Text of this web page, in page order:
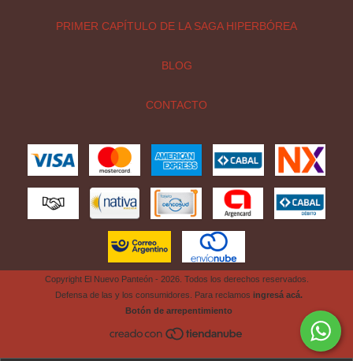
PRIMER CAPÍTULO DE LA SAGA HIPERBÓREA
BLOG
CONTACTO
Copyright El Nuevo Panteón - 2026. Todos los derechos reservados.
Defensa de las y los consumidores. Para reclamos ingresá acá.
Botón de arrepentimiento